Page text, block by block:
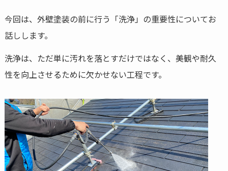
今回は、外壁塗装の前に行う「洗浄」の重要性についてお
話しします。
洗浄は、ただ単に汚れを落とすだけではなく、美観や耐久
性を向上させるために欠かせない工程です。